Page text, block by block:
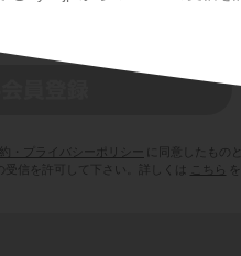
約・プライバシーポリシー
に同意したもの
受信を許可して下さい。詳しくは
こちら